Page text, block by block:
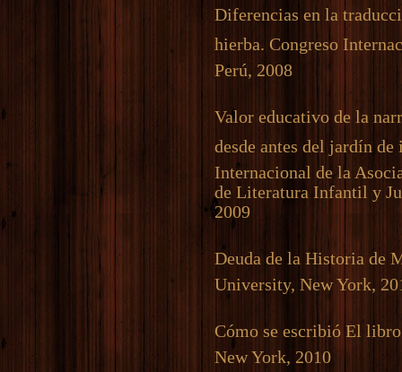
Diferencias en la
hierba. Congreso
Perú, 2008
Valor educativo de la
desde antes del jardín de
Internacional de la
de Literatura Infantil y
2009
Deuda de la Historia de
University, New York,
Cómo se escribió El
New York, 2010